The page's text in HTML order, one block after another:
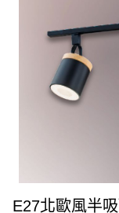
E27北歐風半